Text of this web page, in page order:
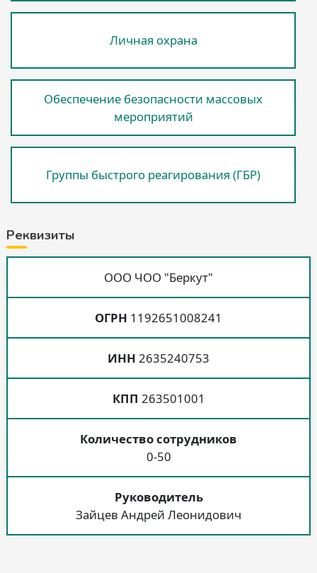
Личная охрана
Обеспечение безопасности массовых
мероприятий
Группы быстрого реагирования (ГБР)
Реквизиты
ООО ЧОО "Беркут"
ОГРН 1192651008241
ИНН 2635240753
КПП 263501001
Количество сотрудников
0-50
Руководитель
Зайцев Андрей Леонидович